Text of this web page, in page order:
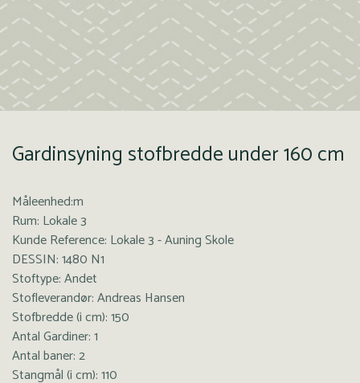
Gardinsyning stofbredde under 160 cm
Måleenhed:m
Rum: Lokale 3
Kunde Reference: Lokale 3 - Auning Skole
DESSIN: 1480 N1
Stoftype: Andet
Stofleverandør: Andreas Hansen
Stofbredde (i cm): 150
Antal Gardiner: 1
Antal baner: 2
Stangmål (i cm): 110